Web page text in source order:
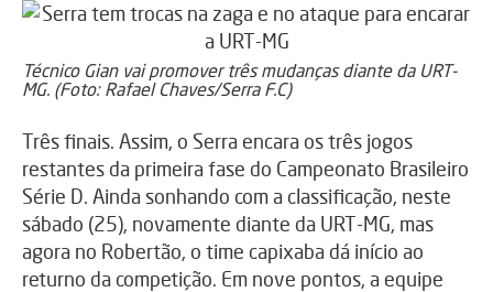
Técnico Gian vai promover três mudanças diante da URT-
MG. (Foto: Rafael Chaves/Serra F.C)
Três finais. Assim, o Serra encara os três jogos
restantes da primeira fase do Campeonato Brasileiro
Série D. Ainda sonhando com a classificação, neste
sábado (25), novamente diante da URT-MG, mas
agora no Robertão, o time capixaba dá início ao
returno da competição. Em nove pontos, a equipe